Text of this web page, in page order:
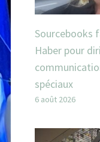
Sourcebooks
Haber pour
spéciaux
6 août 2026